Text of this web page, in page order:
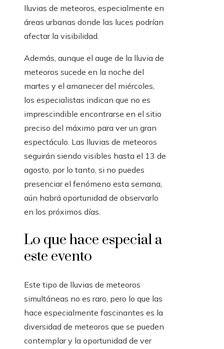
lluvias de meteoros, especialmente en
áreas urbanas donde las luces podrían
afectar la visibilidad.
Además, aunque el auge de la lluvia de
meteoros sucede en la noche del
martes y el amanecer del miércoles,
los especialistas indican que no es
imprescindible encontrarse en el sitio
preciso del máximo para ver un gran
espectáculo. Las lluvias de meteoros
seguirán siendo visibles hasta el 13 de
agosto, por lo tanto, si no puedes
presenciar el fenómeno esta semana,
aún habrá oportunidad de observarlo
en los próximos días.
Lo que hace especial a
este evento
Este tipo de lluvias de meteoros
simultáneas no es raro, pero lo que las
hace especialmente fascinantes es la
diversidad de meteoros que se pueden
contemplar y la oportunidad de ver